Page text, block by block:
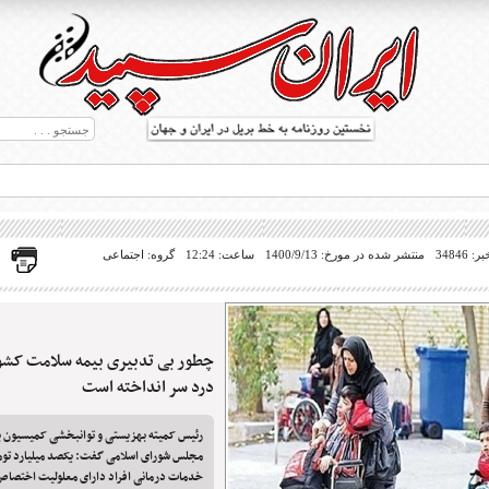
بریل در جهان
منتشر شده در مورخ: 1400/9/13 ساعت: 12:24 گروه: اجتماعی
چطور بی تدبیری بیمه سلامت
درد سر انداخته است
رئیس کمیته بهزیستی و توانبخشی
مجلس شورای اسلامی گفت: یکصد میلیارد
خدمات درمانی افراد دارای معلولیت